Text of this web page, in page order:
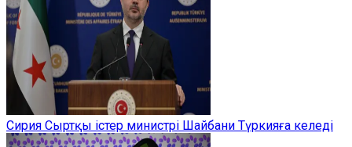
Сирия Сыртқы істер министрі Шайбани Түркияға келеді